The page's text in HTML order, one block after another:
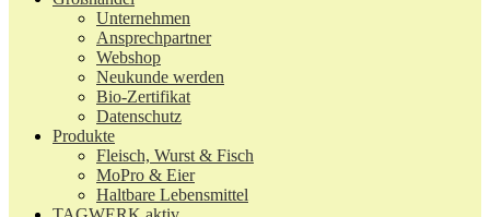
Unternehmen
Ansprechpartner
Webshop
Neukunde werden
Bio-Zertifikat
Datenschutz
Produkte
Fleisch, Wurst & Fisch
MoPro & Eier
Haltbare Lebensmittel